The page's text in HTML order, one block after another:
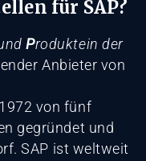
für SAP?
Produktein der
Anbieter von
von fünf
gegründet und
SAP ist weltweit